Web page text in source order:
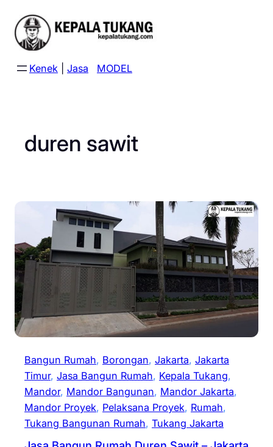
content
Kenek Jasa MODEL
duren sawit
Bangun Rumah, Borongan, Jakarta, Jakarta
Timur, Jasa Bangun Rumah, Kepala Tukang
Mandor, Mandor Bangunan, Mandor Jakarta
Mandor Proyek, Pelaksana Proyek, Rumah
Tukang Bangunan Rumah, Tukang Jakarta